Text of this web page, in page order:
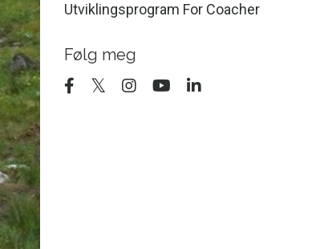
Utviklingsprogram For Coacher
Følg meg